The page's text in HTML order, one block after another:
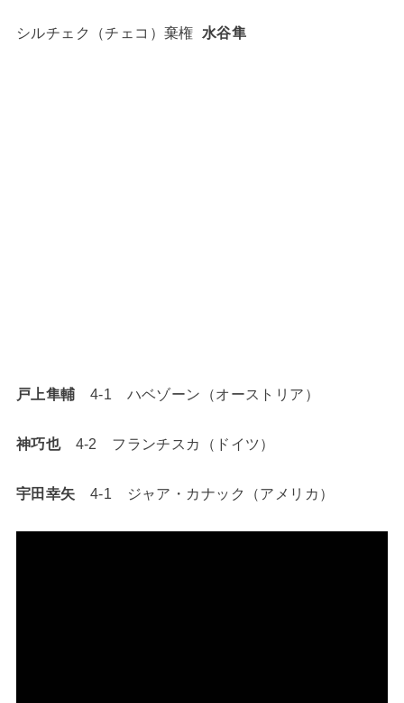
シルチェク（チェコ）棄権 水谷隼
戸上隼輔 4-1 ハベゾーン（オーストリア）
神巧也4-2 フランチスカ（ドイツ）
宇田幸矢 4-1 ジャア・カナック（アメリカ）